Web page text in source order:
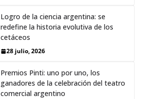
Logro de la ciencia argentina: se
redefine la historia evolutiva de los
cetáceos
28 julio, 2026
Premios Pinti: uno por uno, los
ganadores de la celebración del teatro
comercial argentino